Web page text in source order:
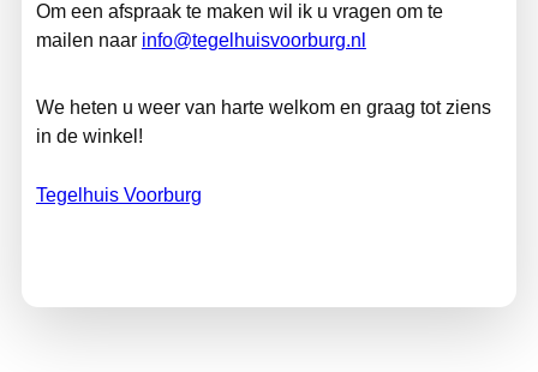
Om een afspraak te maken wil ik u vragen om te
mailen naar info@tegelhuisvoorburg.nl
We heten u weer van harte welkom en graag tot ziens
in de winkel!
Tegelhuis Voorburg